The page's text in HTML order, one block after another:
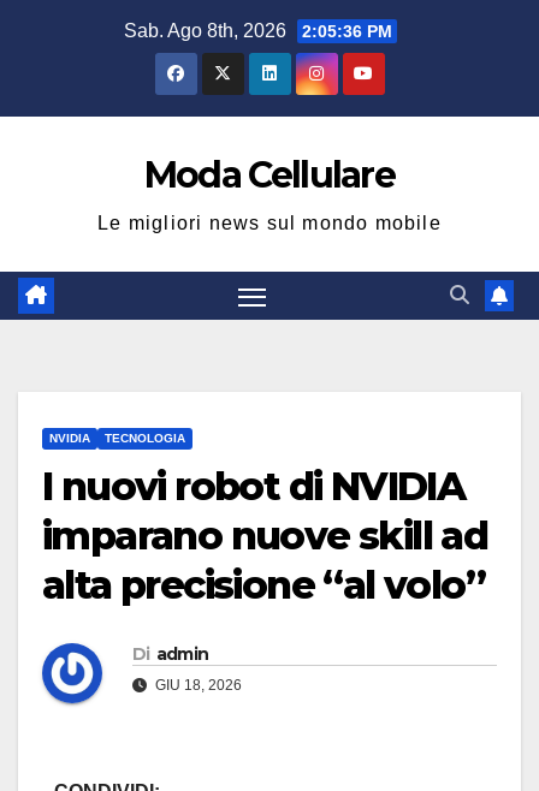
Sab. Ago 8th, 2026 2:05:37 PM
Moda Cellulare
Le migliori news sul mondo mobile
NVIDIA TECNOLOGIA
I nuovi robot di NVIDIA
imparano nuove skill ad
alta precisione “al volo”
Di admin
GIU 18, 2026